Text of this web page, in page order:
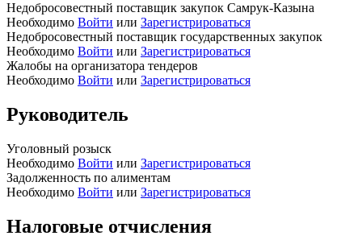
Недобросовестный поставщик закупок Самрук-Казына
Необходимо Войти или Зарегистрироваться
Недобросовестный поставщик государственных закупок
Необходимо Войти или Зарегистрироваться
Жалобы на организатора тендеров
Необходимо Войти или Зарегистрироваться
Руководитель
Уголовный розыск
Необходимо Войти или Зарегистрироваться
Задолженность по алиментам
Необходимо Войти или Зарегистрироваться
Налоговые отчисления